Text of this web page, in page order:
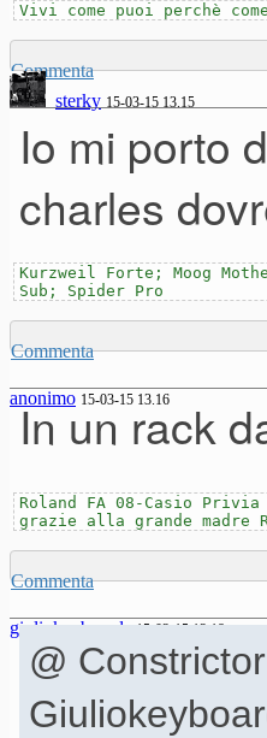
Vivi come puoi perchè
Commenta
sterky 15-03-15 13.15
Io mi porto
charles
Kurzweil Forte; Moog
Sub; Spider Pro
Commenta
anonimo 15-03-15 13.16
In un rack
Roland FA 08-Casio
grazie alla grande madre
Commenta
giuliokeyboards 15-03-15 13.18
@ Constrictor